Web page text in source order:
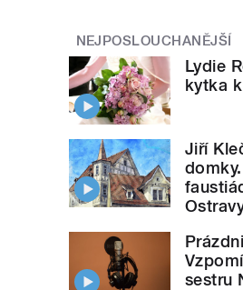
NEJPOSLOUCHANĚJŠÍ
Lydie
kytka
Jiří
sestru